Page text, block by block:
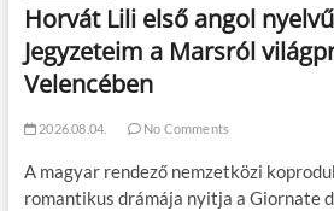
Horvát Lili első angol
Jegyzeteim a Marsról
Velencében
2026.08.04. No Comments
A magyar rendező nemzetközi
romantikus drámája nyitja a Giornate